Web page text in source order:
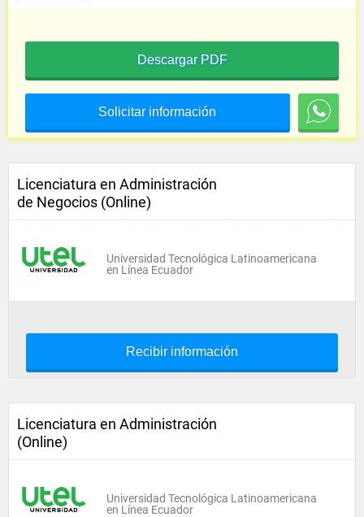
Descargar PDF
Solicitar información
Licenciatura en Administración
de Negocios (Online)
Universidad Tecnológica Latinoamericana
en Línea Ecuador
Recibir información
Licenciatura en Administración
(Online)
Universidad Tecnológica Latinoamericana
en Línea Ecuador